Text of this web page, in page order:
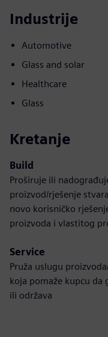
Industrije
Automotive
Glass and solar
Healthcare
Glass
Kretanje
Build
Proširuje ili
proizvod/rješenje
novo korisničko
proizvoda i vlastitog
Service
Pruža uslugu
koja pomaže kupcu
ili održava